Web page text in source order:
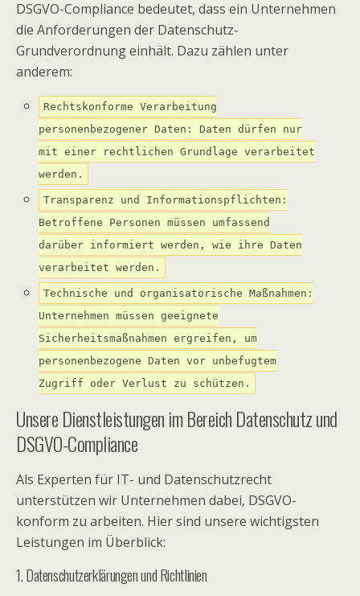
DSGVO-Compliance bedeutet, dass ein Unternehmen
die Anforderungen der Datenschutz-
Grundverordnung einhält. Dazu zählen unter
anderem:
Rechtskonforme Verarbeitung
personenbezogener Daten: Daten dürfen nur
mit einer rechtlichen Grundlage verarbeitet
werden.
Transparenz und Informationspflichten:
Betroffene Personen müssen umfassend
darüber informiert werden, wie ihre Daten
verarbeitet werden.
Technische und organisatorische Maßnahmen:
Unternehmen müssen geeignete
Sicherheitsmaßnahmen ergreifen, um
personenbezogene Daten vor unbefugtem
Zugriff oder Verlust zu schützen.
Unsere Dienstleistungen im Bereich Datenschutz und
DSGVO-Compliance
Als Experten für IT- und Datenschutzrecht
unterstützen wir Unternehmen dabei, DSGVO-
konform zu arbeiten. Hier sind unsere wichtigsten
Leistungen im Überblick:
1. Datenschutzerklärungen und Richtlinien